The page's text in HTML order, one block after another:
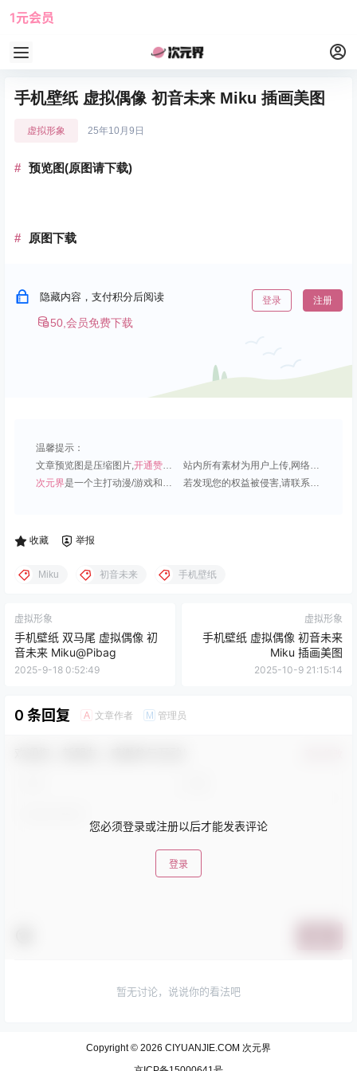
1元会员
手机壁纸 虚拟偶像 初音未来 Miku 插画美图
虚拟形象 25年10月9日
预览图(原图请下载)
原图下载
隐藏内容，支付积分后阅读
50,会员免费下载
登录 注册
温馨提示：
文章预览图是压缩图片,开通赞助会员 可免费下载超清原图;
站内所有素材为用户上传,网络分享或原创,请勿用于商业用途;
次元界是一个主打动漫/游戏和虚拟偶像角色的插画壁纸平台; 若发现您的权益被侵害,请联系QQ1815919191,我们尽快处理.
收藏 举报
Miku 初音未来 手机壁纸
虚拟形象
手机壁纸 双马尾 虚拟偶像 初
音未来 Miku@Pibag
2025-9-18 0:52:49
虚拟形象
手机壁纸 虚拟偶像 初音未来
Miku 插画美图
2025-10-9 21:15:14
0 条回复 A 文章作者 M 管理员
您必须登录或注册以后才能发表评论
登录
暂无讨论，说说你的看法吧
Copyright © 2026 CIYUANJIE.COM 次元界